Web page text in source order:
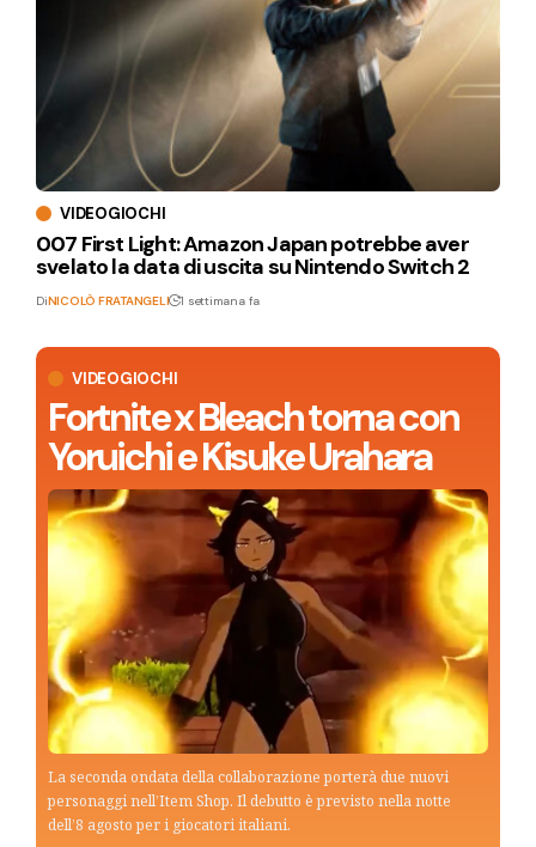
VIDEOGIOCHI
Fortnite x Bleach torna con
Yoruichi e Kisuke Urahara
La seconda ondata della collaborazione porterà due nuovi
personaggi nell’Item Shop. Il debutto è previsto nella notte
dell’8 agosto per i giocatori italiani.
VIDEOGIOCHI
007 First Light: Amazon Japan potrebbe aver
svelato la data di uscita su Nintendo Switch 2
DiNICOLÒ FRATANGELI 1 settimana fa